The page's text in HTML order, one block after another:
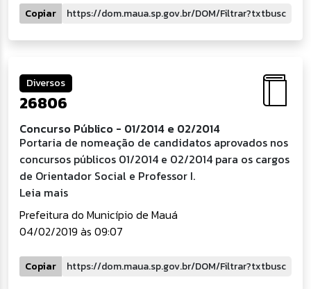
Copiar
Diversos
26806
Concurso Público - 01/2014 e 02/2014
Portaria de nomeação de candidatos aprovados nos
concursos públicos 01/2014 e 02/2014 para os cargos
de Orientador Social e Professor I.
Leia mais
Prefeitura do Município de Mauá
04/02/2019 às 09:07
Copiar